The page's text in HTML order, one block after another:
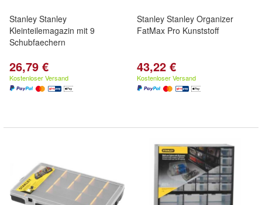
Stanley Stanley
Kleinteilemagazin mit 9
Schubfaechern
26,79 €
Kostenloser Versand
Stanley Stanley Organizer
FatMax Pro Kunststoff
43,22 €
Kostenloser Versand